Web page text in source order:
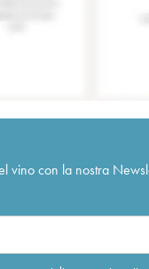
vino con la nostra